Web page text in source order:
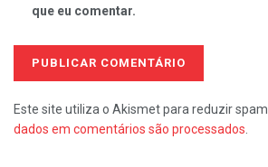
que eu comentar.
Este site utiliza o Akismet para reduzir spam.
dados em comentários são processados